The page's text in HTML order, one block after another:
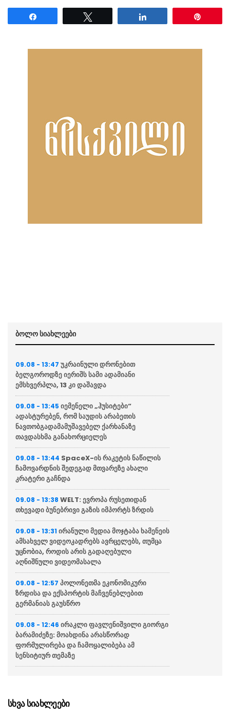
ბოლო სიახლეები
09.08 - 13:47 უკრაინული დრონებით
ბელგოროდზე იერიშს სამი ადამიანი
ემსხვერპლა, 13 კი დაშავდა
09.08 - 13:45 იემენელი „ჰუსიტები“
ადასტურებენ, რომ საუდის არაბეთის
ნავთობგადამამუშავებელ ქარხანაზე
თავდასხმა განახორციელეს
09.08 - 13:44 SpaceX-ის რაკეტის ნაწილის
ჩამოვარდნის შედეგად მთვარეზე ახალი
კრატერი გაჩნდა
09.08 - 13:38 WELT: ევროპა რუსეთიდან
თხევადი ბუნებრივი გაზის იმპორტს ზრდის
09.08 - 13:31 ირანული მედია მოჯტაბა ხამენეის
ამსახველ ვიდეოკადრებს ავრცელებს, თუმცა
უცნობია, როდის არის გადაღებული
აღნიშნული ვიდეომასალა
09.08 - 12:57 პოლონეთმა ეკონომიკური
ზრდისა და ექსპორტის მაჩვენებლებით
გერმანიას გაუსწრო
09.08 - 12:46 ირაკლი ფავლენიშვილი გიორგი
ბარამიძეზე: მოახდინა არასწორად
ფორმულირება და ჩამოყალიბება ამ
სენსიტიურ თემაზე
სახელმწიფოს წინააღმდეგ აკეთებს ამ
განცხადებას”
სხვა სიახლეები